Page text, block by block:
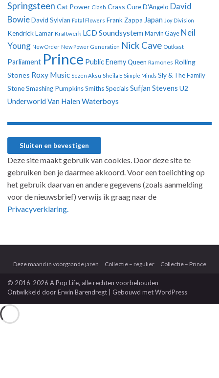
Springsteen Cat Power Clash Crass CureD'Angelo David
BowieDavid Sylvian Fatal Flowers Frank Zappa Japan Joy Division
Kendrick Lamar Kraftwerk LCD Soundsystem Marvin Gaye Neil
Young New Order New Power Generation Nick Cave Outkast
Parliament Prince Public EnemyQueen Ramones Rolling
Stones Roxy Music Sezen Aksu Sheila E Simple Minds Sly & The Family
StoneSmashing PumpkinsSmithsSpecialsSufjan Stevens U2
Underworld Van Halen Waterboys
Deze site maakt gebruik van cookies. Door deze site te
gebruiken ben je daarmee akkoord. Voor een toelichting op
het gebruik daarvan en andere gegevens (zoals aanmelding
voor de nieuwsbrief) verwijs ik graag naar de
Privacyverklaring.
Deze maand in voorgaande jaren Collectie – regulier Collectie – Prince
© 2016-2026 A Pop Life, alle rechten voorbehouden
Ontwikkeld doorErwin Barendregt | Gebouwd metWordPress